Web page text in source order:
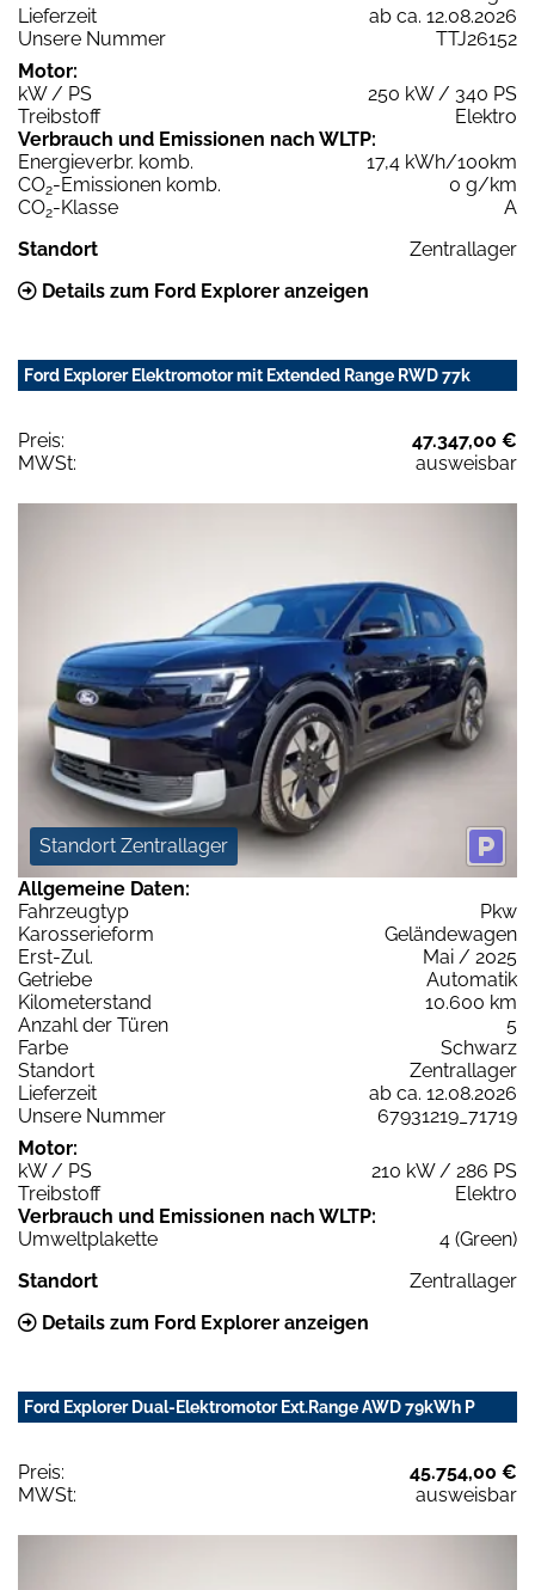
Lieferzeit
ab ca. 12.08.2026
Unsere Nummer
TTJ26152
Motor:
kW / PS
250 kW / 340 PS
Treibstoff
Elektro
Verbrauch und Emissionen nach WLTP:
Energieverbr. komb.
17,4 kWh/100km
CO2-Emissionen komb.
0 g/km
CO2-Klasse
A
Standort
Zentrallager
Details zum Ford Explorer anzeigen
Ford Explorer Elektromotor mit Extended Range RWD 77k
Preis:
47.347,00 €
MWSt:
ausweisbar
Standort Zentrallager
Allgemeine Daten:
Fahrzeugtyp
Pkw
Karosserieform
Geländewagen
Erst-Zul.
Mai / 2025
Getriebe
Automatik
Kilometerstand
10.600 km
Anzahl der Türen
5
Farbe
Schwarz
Standort
Zentrallager
Lieferzeit
ab ca. 12.08.2026
Unsere Nummer
67931219_71719
Motor:
kW / PS
210 kW / 286 PS
Treibstoff
Elektro
Verbrauch und Emissionen nach WLTP:
Umweltplakette
4 (Green)
Standort
Zentrallager
Details zum Ford Explorer anzeigen
Ford Explorer Dual-Elektromotor Ext.Range AWD 79kWh P
Preis:
45.754,00 €
MWSt:
ausweisbar